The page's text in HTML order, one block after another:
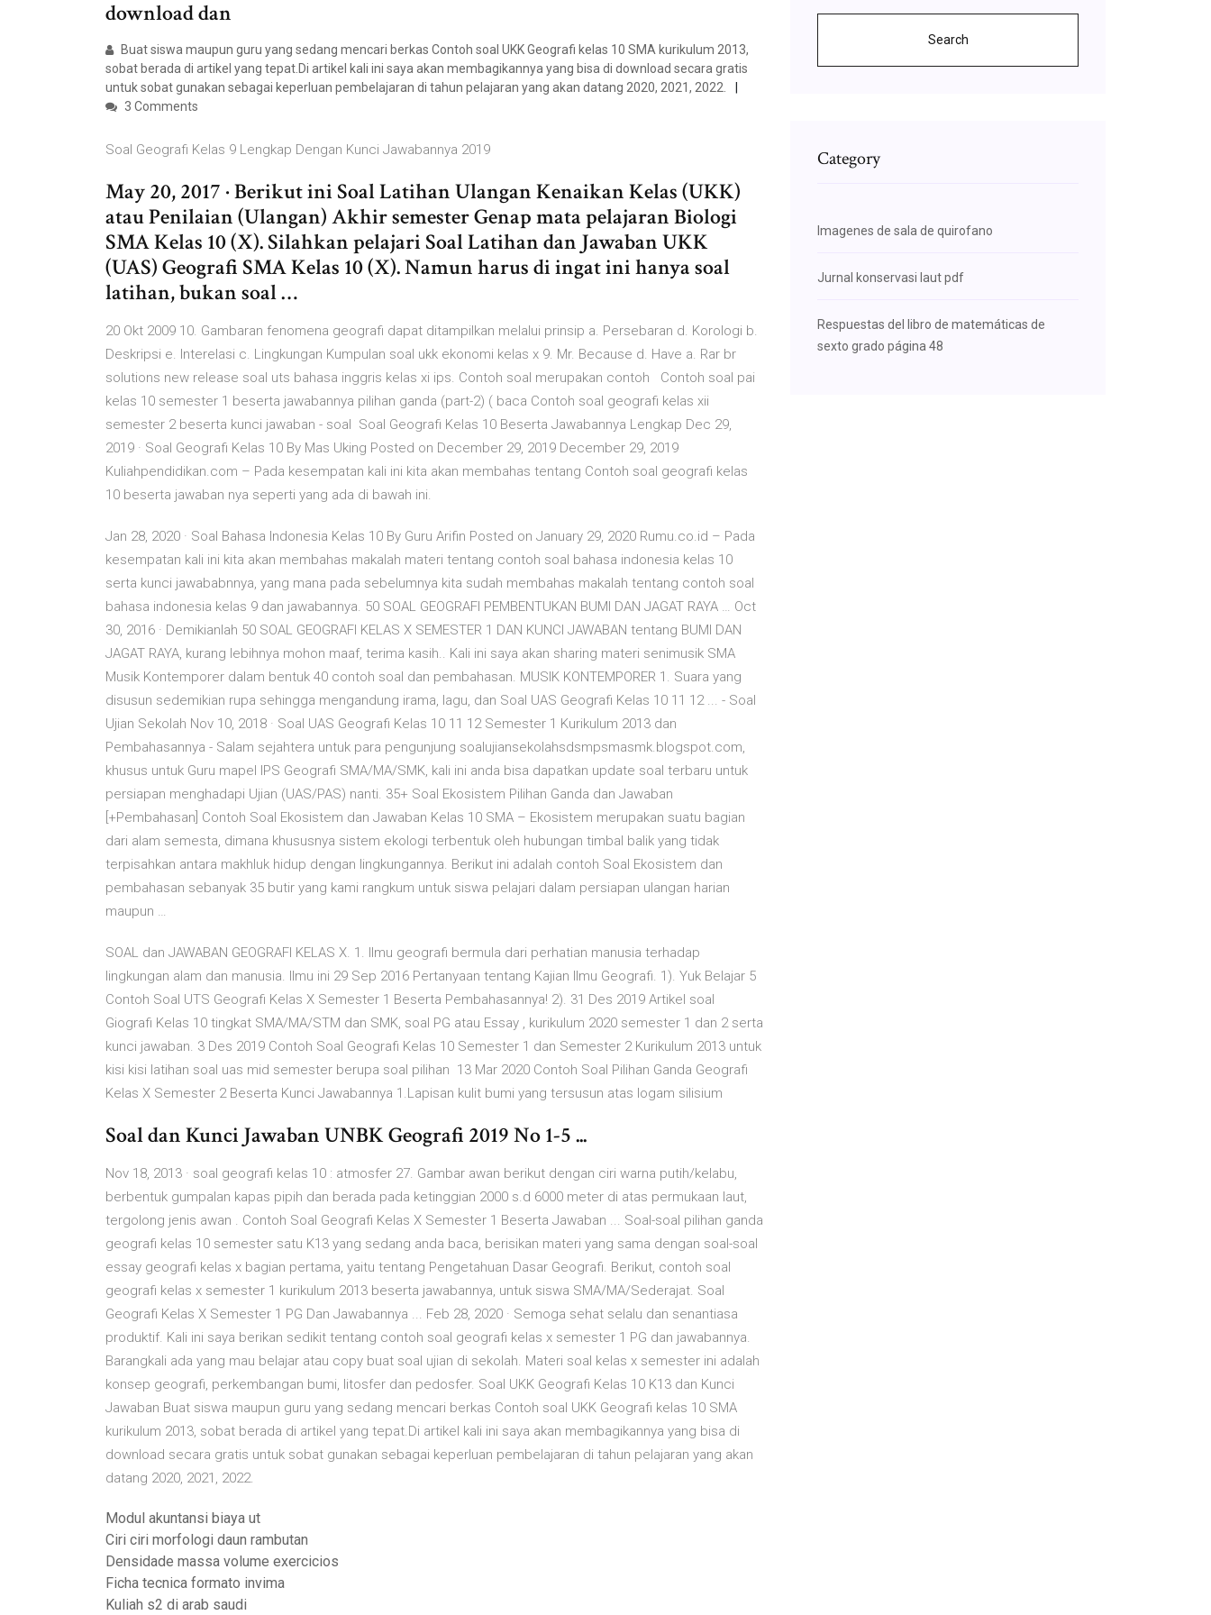
download dan
Buat siswa maupun guru yang sedang mencari berkas Contoh soal UKK Geografi kelas 10 SMA kurikulum 2013,
sobat berada di artikel yang tepat.Di artikel kali ini saya akan membagikannya yang bisa di download secara gratis
untuk sobat gunakan sebagai keperluan pembelajaran di tahun pelajaran yang akan datang 2020, 2021, 2022.
3 Comments
Soal Geografi Kelas 9 Lengkap Dengan Kunci Jawabannya 2019
May 20, 2017 · Berikut ini Soal Latihan Ulangan Kenaikan Kelas (UKK)
atau Penilaian (Ulangan) Akhir semester Genap mata pelajaran Biologi
SMA Kelas 10 (X). Silahkan pelajari Soal Latihan dan Jawaban UKK
(UAS) Geografi SMA Kelas 10 (X). Namun harus di ingat ini hanya soal
latihan, bukan soal …
20 Okt 2009 10. Gambaran fenomena geografi dapat ditampilkan melalui prinsip a. Persebaran d. Korologi b.
Deskripsi e. Interelasi c. Lingkungan Kumpulan soal ukk ekonomi kelas x 9. Mr. Because d. Have a. Rar br
solutions new release soal uts bahasa inggris kelas xi ips. Contoh soal merupakan contoh Contoh soal pai
kelas 10 semester 1 beserta jawabannya pilihan ganda (part-2) ( baca Contoh soal geografi kelas xii
semester 2 beserta kunci jawaban - soal Soal Geografi Kelas 10 Beserta Jawabannya Lengkap Dec 29,
2019 · Soal Geografi Kelas 10 By Mas Uking Posted on December 29, 2019 December 29, 2019
Kuliahpendidikan.com – Pada kesempatan kali ini kita akan membahas tentang Contoh soal geografi kelas
10 beserta jawaban nya seperti yang ada di bawah ini.
Jan 28, 2020 · Soal Bahasa Indonesia Kelas 10 By Guru Arifin Posted on January 29, 2020 Rumu.co.id – Pada
kesempatan kali ini kita akan membahas makalah materi tentang contoh soal bahasa indonesia kelas 10
serta kunci jawababnnya, yang mana pada sebelumnya kita sudah membahas makalah tentang contoh soal
bahasa indonesia kelas 9 dan jawabannya. 50 SOAL GEOGRAFI PEMBENTUKAN BUMI DAN JAGAT RAYA … Oct
30, 2016 · Demikianlah 50 SOAL GEOGRAFI KELAS X SEMESTER 1 DAN KUNCI JAWABAN tentang BUMI DAN
JAGAT RAYA, kurang lebihnya mohon maaf, terima kasih.. Kali ini saya akan sharing materi senimusik SMA
Musik Kontemporer dalam bentuk 40 contoh soal dan pembahasan. MUSIK KONTEMPORER 1. Suara yang
disusun sedemikian rupa sehingga mengandung irama, lagu, dan Soal UAS Geografi Kelas 10 11 12 ... - Soal
Ujian Sekolah Nov 10, 2018 · Soal UAS Geografi Kelas 10 11 12 Semester 1 Kurikulum 2013 dan
Pembahasannya - Salam sejahtera untuk para pengunjung soalujiansekolahsdsmpsmasmk.blogspot.com,
khusus untuk Guru mapel IPS Geografi SMA/MA/SMK, kali ini anda bisa dapatkan update soal terbaru untuk
persiapan menghadapi Ujian (UAS/PAS) nanti. 35+ Soal Ekosistem Pilihan Ganda dan Jawaban
[+Pembahasan] Contoh Soal Ekosistem dan Jawaban Kelas 10 SMA – Ekosistem merupakan suatu bagian
dari alam semesta, dimana khususnya sistem ekologi terbentuk oleh hubungan timbal balik yang tidak
terpisahkan antara makhluk hidup dengan lingkungannya. Berikut ini adalah contoh Soal Ekosistem dan
pembahasan sebanyak 35 butir yang kami rangkum untuk siswa pelajari dalam persiapan ulangan harian
maupun …
SOAL dan JAWABAN GEOGRAFI KELAS X. 1. Ilmu geografi bermula dari perhatian manusia terhadap
lingkungan alam dan manusia. Ilmu ini 29 Sep 2016 Pertanyaan tentang Kajian Ilmu Geografi. 1). Yuk Belajar 5
Contoh Soal UTS Geografi Kelas X Semester 1 Beserta Pembahasannya! 2). 31 Des 2019 Artikel soal
Giografi Kelas 10 tingkat SMA/MA/STM dan SMK, soal PG atau Essay , kurikulum 2020 semester 1 dan 2 serta
kunci jawaban. 3 Des 2019 Contoh Soal Geografi Kelas 10 Semester 1 dan Semester 2 Kurikulum 2013 untuk
kisi kisi latihan soal uas mid semester berupa soal pilihan 13 Mar 2020 Contoh Soal Pilihan Ganda Geografi
Kelas X Semester 2 Beserta Kunci Jawabannya 1.Lapisan kulit bumi yang tersusun atas logam silisium
Soal dan Kunci Jawaban UNBK Geografi 2019 No 1-5 ...
Nov 18, 2013 · soal geografi kelas 10 : atmosfer 27. Gambar awan berikut dengan ciri warna putih/kelabu,
berbentuk gumpalan kapas pipih dan berada pada ketinggian 2000 s.d 6000 meter di atas permukaan laut,
tergolong jenis awan . Contoh Soal Geografi Kelas X Semester 1 Beserta Jawaban ... Soal-soal pilihan ganda
geografi kelas 10 semester satu K13 yang sedang anda baca, berisikan materi yang sama dengan soal-soal
essay geografi kelas x bagian pertama, yaitu tentang Pengetahuan Dasar Geografi. Berikut, contoh soal
geografi kelas x semester 1 kurikulum 2013 beserta jawabannya, untuk siswa SMA/MA/Sederajat. Soal
Geografi Kelas X Semester 1 PG Dan Jawabannya ... Feb 28, 2020 · Semoga sehat selalu dan senantiasa
produktif. Kali ini saya berikan sedikit tentang contoh soal geografi kelas x semester 1 PG dan jawabannya.
Barangkali ada yang mau belajar atau copy buat soal ujian di sekolah. Materi soal kelas x semester ini adalah
konsep geografi, perkembangan bumi, litosfer dan pedosfer. Soal UKK Geografi Kelas 10 K13 dan Kunci
Jawaban Buat siswa maupun guru yang sedang mencari berkas Contoh soal UKK Geografi kelas 10 SMA
kurikulum 2013, sobat berada di artikel yang tepat.Di artikel kali ini saya akan membagikannya yang bisa di
download secara gratis untuk sobat gunakan sebagai keperluan pembelajaran di tahun pelajaran yang akan
datang 2020, 2021, 2022.
Modul akuntansi biaya ut
Ciri ciri morfologi daun rambutan
Densidade massa volume exercicios
Ficha tecnica formato invima
Kuliah s2 di arab saudi
Search
Category
Imagenes de sala de quirofano
Jurnal konservasi laut pdf
Respuestas del libro de matemáticas de
sexto grado página 48